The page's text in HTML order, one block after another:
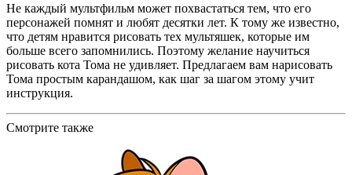
Не каждый мультфильм может похвастаться тем, что его
персонажей помнят и любят десятки лет. К тому же известно,
что детям нравится рисовать тех мультяшек, которые им
больше всего запомнились. Поэтому желание научиться
рисовать кота Тома не удивляет. Предлагаем вам нарисовать
Тома простым карандашом, как шаг за шагом этому учит
инструкция.
Смотрите также